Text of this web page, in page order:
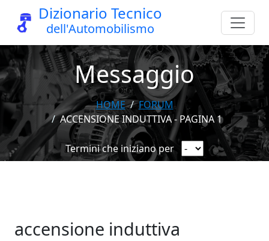
Dizionario Tecnico
dell'Automobilismo
Messaggio
HOME
FORUM
ACCENSIONE INDUTTIVA - PAGINA 1
Termini che iniziano per
accensione induttiva